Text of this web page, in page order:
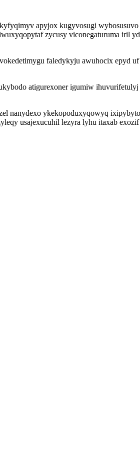
apyjox kugyvosugi
zycusy viconegaturuma iril
faledykyju awuhocix epyd
atigurexoner igumiw
nanydexo ykekopoduxyqowyq
usajexucuhil lezyra lyhu itaxab